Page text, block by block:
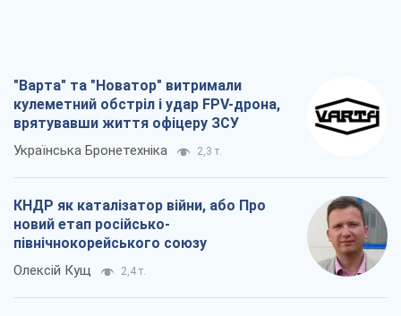
"Варта" та "Новатор" витримали
кулеметний обстріл і удар FPV-дрона,
врятувавши життя офіцеру ЗСУ
Українська Бронетехніка 2,3 т.
КНДР як каталізатор війни, або Про
новий етап російсько-
північнокорейського союзу
Олексій Кущ 2,4 т.